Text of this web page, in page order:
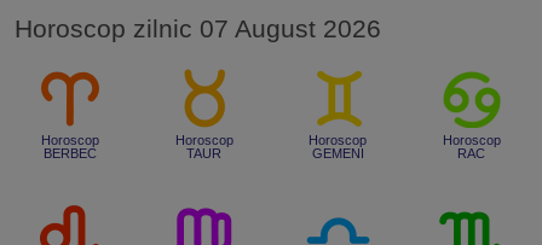
Horoscop zilnic 07 August 2026
Horoscop
BERBEC
Horoscop
TAUR
Horoscop
GEMENI
Horoscop
RAC